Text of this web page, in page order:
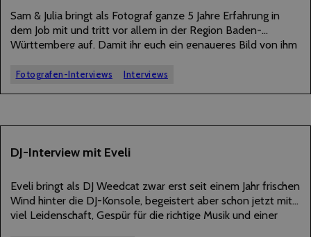
Sam & Julia bringt als Fotograf ganze 5 Jahre Erfahrung in
dem Job mit und tritt vor allem in der Region Baden-
Württemberg auf. Damit ihr euch ein genaueres Bild von ihm
Fragen…
Fotografen-Interviews Interviews
07
DJ-Interview mit Eveli
Eveli bringt als DJ Weedcat zwar erst seit einem Jahr frischen
Wind hinter die DJ-Konsole, begeistert aber schon jetzt mit
viel Leidenschaft, Gespür für die richtige Musik und einer